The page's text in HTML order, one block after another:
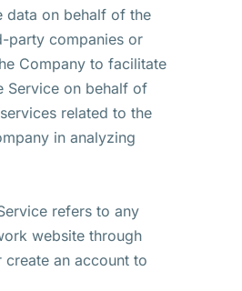
data on behalf of the
party companies or
Company to facilitate
Service on behalf of
related to the
in analyzing
refers to any
website through
an account to